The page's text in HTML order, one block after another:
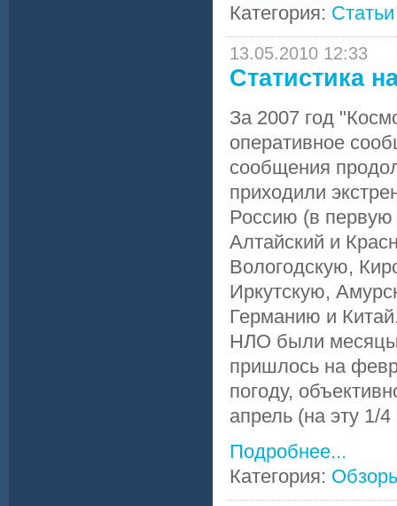
Категория: Статьи
13.05.2010 12:33
Статистика
За 2007 год
оперативное
сообщения
приходили
Россию (в первую
Алтайский и
Вологодскую,
Иркутскую,
Германию и
НЛО были
пришлось на
погоду,
апрель (на эту 1/
Подробнее...
Категория: